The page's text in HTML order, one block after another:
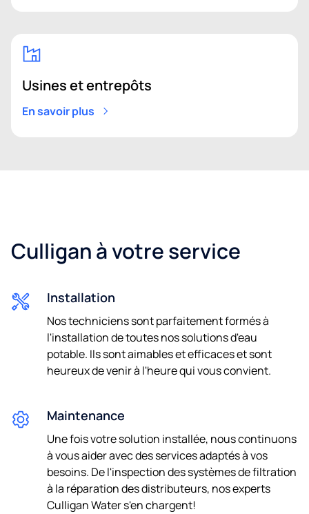
Usines et entrepôts
En savoir plus
Culligan à votre service
Installation
Nos techniciens sont parfaitement formés à
l'installation de toutes nos solutions d'eau
potable. Ils sont aimables et efficaces et sont
heureux de venir à l'heure qui vous convient.
Maintenance
Une fois votre solution installée, nous continuons
à vous aider avec des services adaptés à vos
besoins. De l'inspection des systèmes de filtration
à la réparation des distributeurs, nos experts
Culligan Water s'en chargent!